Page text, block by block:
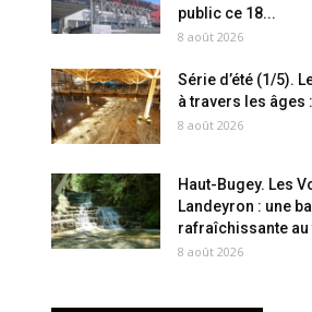
public ce 18...
8 août 2026
Série d’été (1/5).
à travers les âges
8 août 2026
Haut-Bugey. Les
Landeyron : une
rafraîchissante au
8 août 2026